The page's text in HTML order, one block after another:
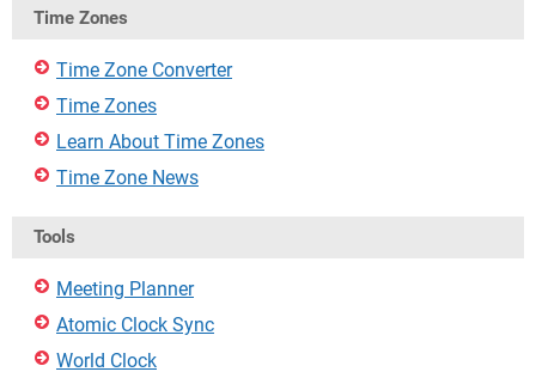
Time Zones
Time Zone Converter
Time Zones
Learn About Time Zones
Time Zone News
Tools
Meeting Planner
Atomic Clock Sync
World Clock